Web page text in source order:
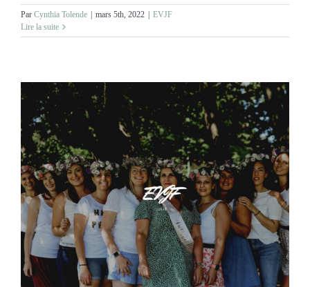
Par Cynthia Tolende | mars 5th, 2022 | EVJF
Lire la suite